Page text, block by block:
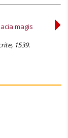
magis
1539.